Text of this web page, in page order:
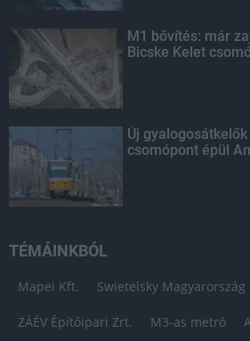
M1 bővítés: már
Bicske Kelet
Új
csomópont épül
TÉMÁINKBÓL
Mapei Kft. Swietelsky Magyarország
ZÁÉV Építőipari Zrt. M3-as metró